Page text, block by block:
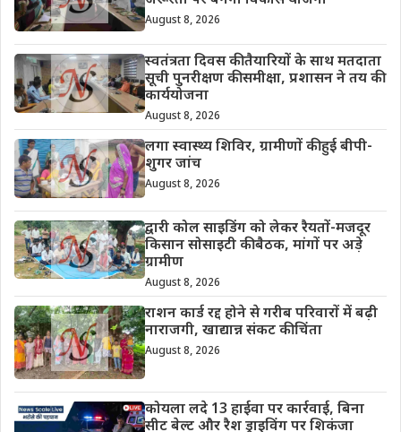
August 8, 2026
स्वतंत्रता दिवस की तैयारियों के साथ मतदाता
सूची पुनरीक्षण की समीक्षा, प्रशासन ने तय की
कार्ययोजना
August 8, 2026
लगा स्वास्थ्य शिविर, ग्रामीणों की हुई बीपी-
शुगर जांच
August 8, 2026
द्वारी कोल साइडिंग को लेकर रैयतों-मजदूर
किसान सोसाइटी की बैठक, मांगों पर अड़े
ग्रामीण
August 8, 2026
राशन कार्ड रद्द होने से गरीब परिवारों में बढ़ी
नाराजगी, खाद्यान्न संकट की चिंता
August 8, 2026
कोयला लदे 13 हाईवा पर कार्रवाई, बिना
सीट बेल्ट और रैश ड्राइविंग पर शिकंजा